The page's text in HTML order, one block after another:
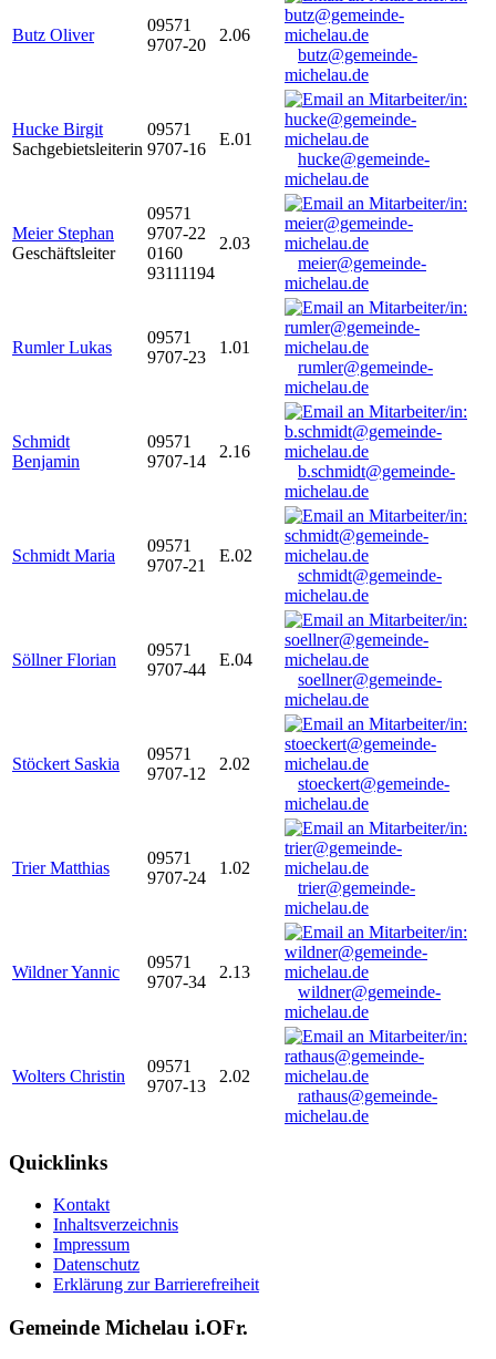
Butz Oliver
09571
9707-20
2.06
butz@gemeinde-
michelau.de
Hucke Birgit
Sachgebietsleiterin
09571
9707-16
E.01
hucke@gemeinde-
michelau.de
Meier Stephan
Geschäftsleiter
09571
9707-22
0160
93111194
2.03
meier@gemeinde-
michelau.de
Rumler Lukas
09571
9707-23
1.01
rumler@gemeinde-
michelau.de
Schmidt
Benjamin
09571
9707-14
2.16
b.schmidt@gemeinde-
michelau.de
Schmidt Maria
09571
9707-21
E.02
schmidt@gemeinde-
michelau.de
Söllner Florian
09571
9707-44
E.04
soellner@gemeinde-
michelau.de
Stöckert Saskia
09571
9707-12
2.02
stoeckert@gemeinde-
michelau.de
Trier Matthias
09571
9707-24
1.02
trier@gemeinde-
michelau.de
Wildner Yannic
09571
9707-34
2.13
wildner@gemeinde-
michelau.de
Wolters Christin
09571
9707-13
2.02
rathaus@gemeinde-
michelau.de
Quicklinks
Kontakt
Inhaltsverzeichnis
Impressum
Datenschutz
Erklärung zur Barrierefreiheit
Gemeinde Michelau i.OFr.